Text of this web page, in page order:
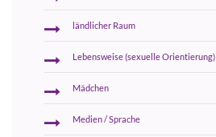
ländlicher Raum
Lebensweise (sexuelle Orientierung)
Mädchen
Medien / Sprache